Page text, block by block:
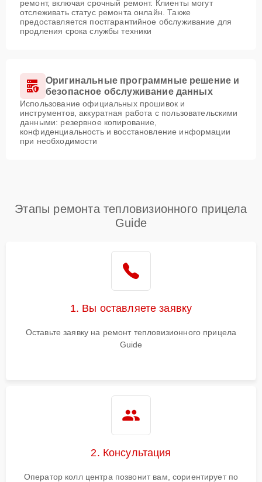
ремонт, включая срочный ремонт. Клиенты могут
отслеживать статус ремонта онлайн. Также
предоставляется постгарантийное обслуживание для
продления срока службы техники
Оригинальные программные решение и
безопасное обслуживание данных
Использование официальных прошивок и
инструментов, аккуратная работа с пользовательскими
данными: резервное копирование,
конфиденциальность и восстановление информации
при необходимости
Этапы ремонта тепловизионного прицела
Guide
1. Вы оставляете заявку
Оставьте заявку на ремонт тепловизионного прицела
Guide
2. Консультация
Оператор колл центра позвонит вам, сориентирует по